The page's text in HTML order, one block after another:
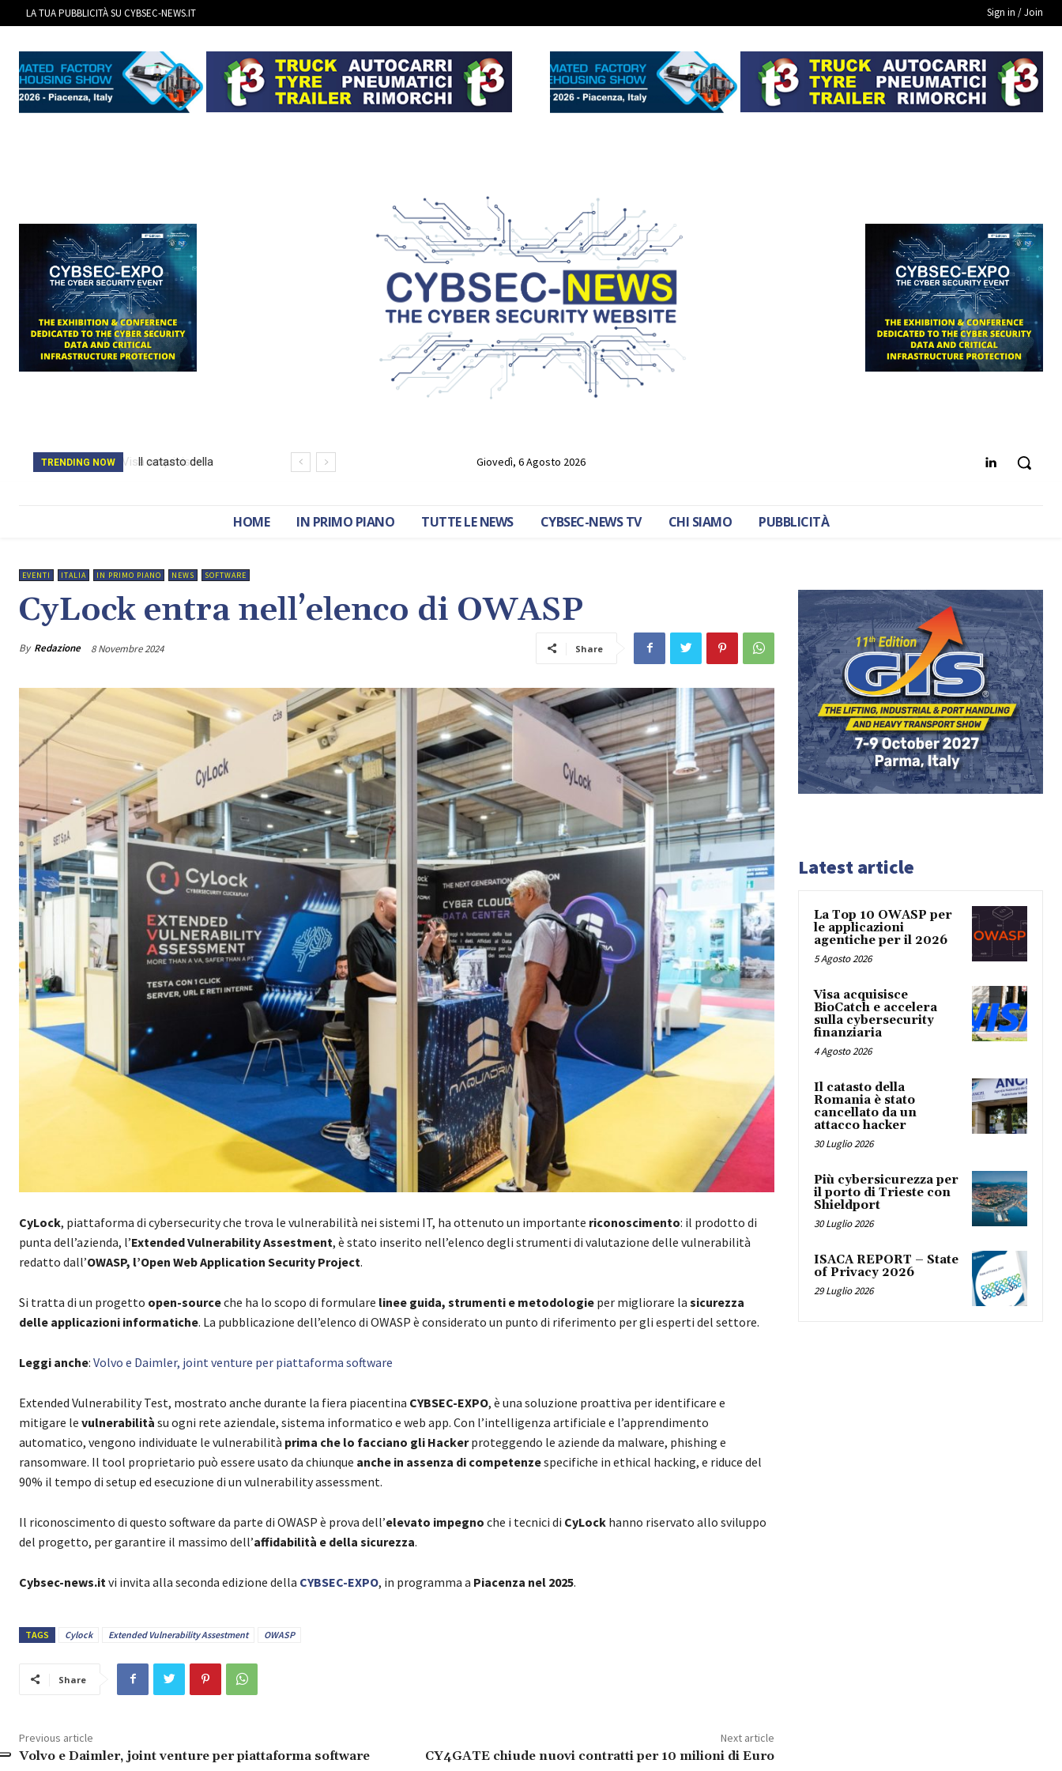
LA TUA PUBBLICITÀ SU CYBSEC-NEWS.IT Sign in / Join
TRENDING NOW
Il catasto della
Giovedì, 6 Agosto 2026
HOME IN PRIMO PIANO TUTTE LE NEWS CYBSEC-NEWS TV CHI SIAMO PUBBLICITÀ
EVENTI ITALIA IN PRIMO PIANO NEWS SOFTWARE
CyLock entra nell’elenco di OWASP
By Redazione 8 Novembre 2024 Share
CyLock, piattaforma di cybersecurity che trova le vulnerabilità nei sistemi IT, ha ottenuto un importante riconoscimento: il prodotto di
punta dell’azienda, l’Extended Vulnerability Assestment, è stato inserito nell’elenco degli strumenti di valutazione delle vulnerabilità
redatto dall’OWASP, l’Open Web Application Security Project.
Si tratta di un progetto open-sourceche ha lo scopo di formulare linee guida, strumenti e metodologie per migliorare la sicurezza
delle applicazioni informatiche. La pubblicazione dell’elenco di OWASP è considerato un punto di riferimento per gli esperti del settore.
Leggi anche: Volvo e Daimler, joint venture per piattaforma software
Extended Vulnerability Test, mostrato anche durante la fiera piacentina CYBSEC-EXPO, è una soluzione proattiva per identificare e
mitigare le vulnerabilità su ogni rete aziendale, sistema informatico e web app. Con l’intelligenza artificiale e l’apprendimento
automatico, vengono individuate le vulnerabilità prima che lo facciano gli Hackerproteggendo le aziende da malware, phishing e
ransomware. Il tool proprietario può essere usato da chiunque anche in assenza di competenzespecifiche in ethical hacking, e riduce del
90% il tempo di setup ed esecuzione di un vulnerability assessment.
Il riconoscimento di questo software da parte di OWASP è prova dell’elevato impegno che i tecnici di CyLock hanno riservato allo sviluppo
del progetto, per garantire il massimo dell’affidabilità e della sicurezza.
Cybsec-news.it vi invita alla seconda edizione della CYBSEC-EXPO, in programma a Piacenza nel 2025.
TAGS Cylock Extended Vulnerability Assestment OWASP
Share
Previous article
Volvo e Daimler, joint venture per piattaforma software
Next article
CY4GATE chiude nuovi contratti per 10 milioni di Euro
Latest article
La Top 10 OWASP per
le applicazioni
agentiche per il 2026
5 Agosto 2026
Visa acquisisce
BioCatch e accelera
sulla cybersecurity
finanziaria
4 Agosto 2026
Il catasto della
Romania è stato
cancellato da un
attacco hacker
30 Luglio 2026
Più cybersicurezza per
il porto di Trieste con
Shieldport
30 Luglio 2026
ISACA REPORT – State
of Privacy 2026
29 Luglio 2026